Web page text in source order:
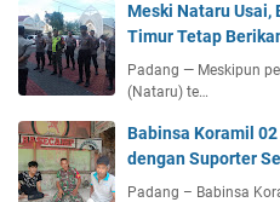
Meski Nataru Usai,
Timur Tetap
Padang — Meskipun
(Nataru) te…
Babinsa Koramil
dengan Suporter
Padang – Babinsa